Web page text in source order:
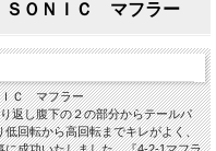
ＯＮＩＣ マフラー
Ｃ マフラー
返し腹下の２の部分からテールパ
回転から高回転までキレがよく、